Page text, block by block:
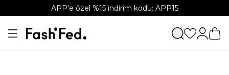
APP'e özel %15 indirim kodu: APP15